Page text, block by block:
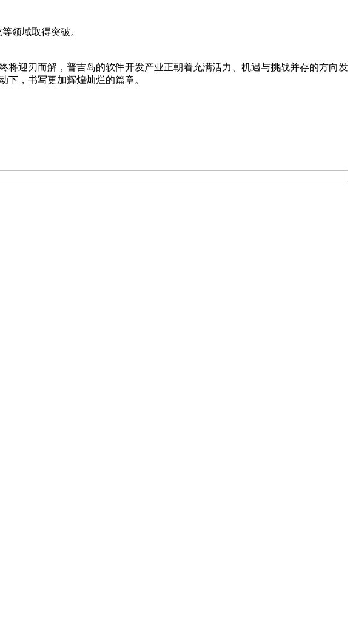
领域取得突破。
迎刃而解，普吉岛的软件开发产业正朝着充满活力、机遇与挑战并存的方向发
，书写更加辉煌灿烂的篇章。